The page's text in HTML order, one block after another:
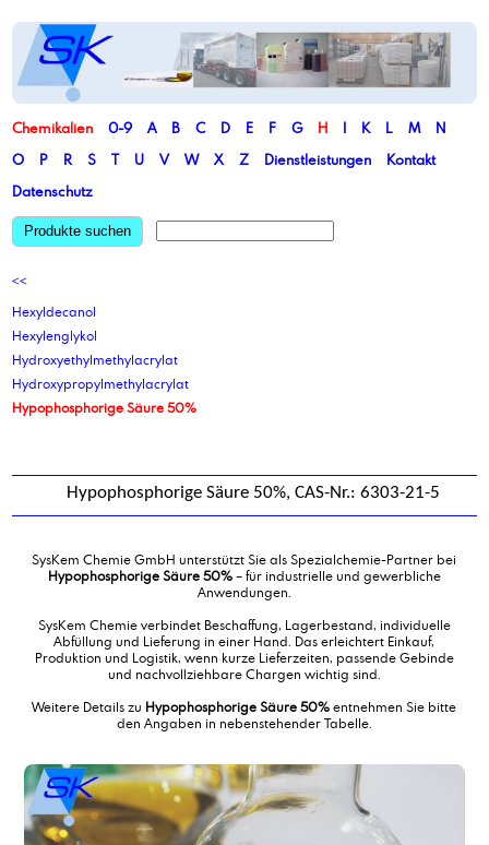
Chemikalien 0-9 A B C D E F G H I K L M
N
O
P R S T U V W X Z Dienstleistungen
Kontakt
Datenschutz
Produkte suchen
<<
Hexyldecanol
Hexylenglykol
Hydroxyethylmethylacrylat
Hydroxypropylmethylacrylat
Hypophosphorige Säure 50%
Hypophosphorige Säure 50%, CAS-Nr.: 6303-21-5
SysKem Chemie GmbH unterstützt Sie als Spezialchemie-Partner bei
Hypophosphorige Säure 50%– für industrielle und gewerbliche
Anwendungen.
SysKem Chemie verbindet Beschaffung, Lagerbestand, individuelle
Abfüllung und Lieferung in einer Hand. Das erleichtert Einkauf,
Produktion und Logistik, wenn kurze Lieferzeiten, passende Gebinde
und nachvollziehbare Chargen wichtig sind.
Weitere Details zu Hypophosphorige Säure 50%entnehmen Sie bitte
den Angaben in nebenstehender Tabelle.